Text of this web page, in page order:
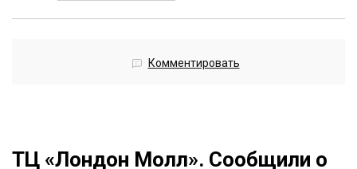
Комментировать
ТЦ «Лондон Молл». Сообщили о